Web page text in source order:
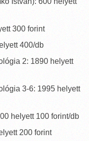
300 forint
400/db
2: 1890 helyett
3-6: 1995 helyett
helyett 100 forint/db
200 forint